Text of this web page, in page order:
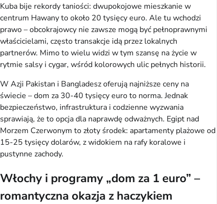
Kuba bije rekordy taniości: dwupokojowe mieszkanie w
centrum Hawany to około 20 tysięcy euro. Ale tu wchodzi
prawo – obcokrajowcy nie zawsze mogą być pełnoprawnymi
właścicielami, często transakcje idą przez lokalnych
partnerów. Mimo to wielu widzi w tym szansę na życie w
rytmie salsy i cygar, wśród kolorowych ulic pełnych historii.
W Azji Pakistan i Bangladesz oferują najniższe ceny na
świecie – dom za 30-40 tysięcy euro to norma. Jednak
bezpieczeństwo, infrastruktura i codzienne wyzwania
sprawiają, że to opcja dla naprawdę odważnych. Egipt nad
Morzem Czerwonym to złoty środek: apartamenty plażowe od
15-25 tysięcy dolarów, z widokiem na rafy koralowe i
pustynne zachody.
Włochy i programy „dom za 1 euro” –
romantyczna okazja z haczykiem